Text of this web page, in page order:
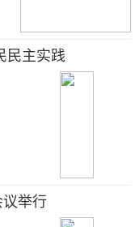
民主实践
举行